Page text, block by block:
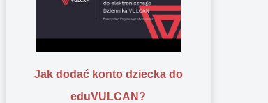
Jak dodać konto dziecka do
eduVULCAN?